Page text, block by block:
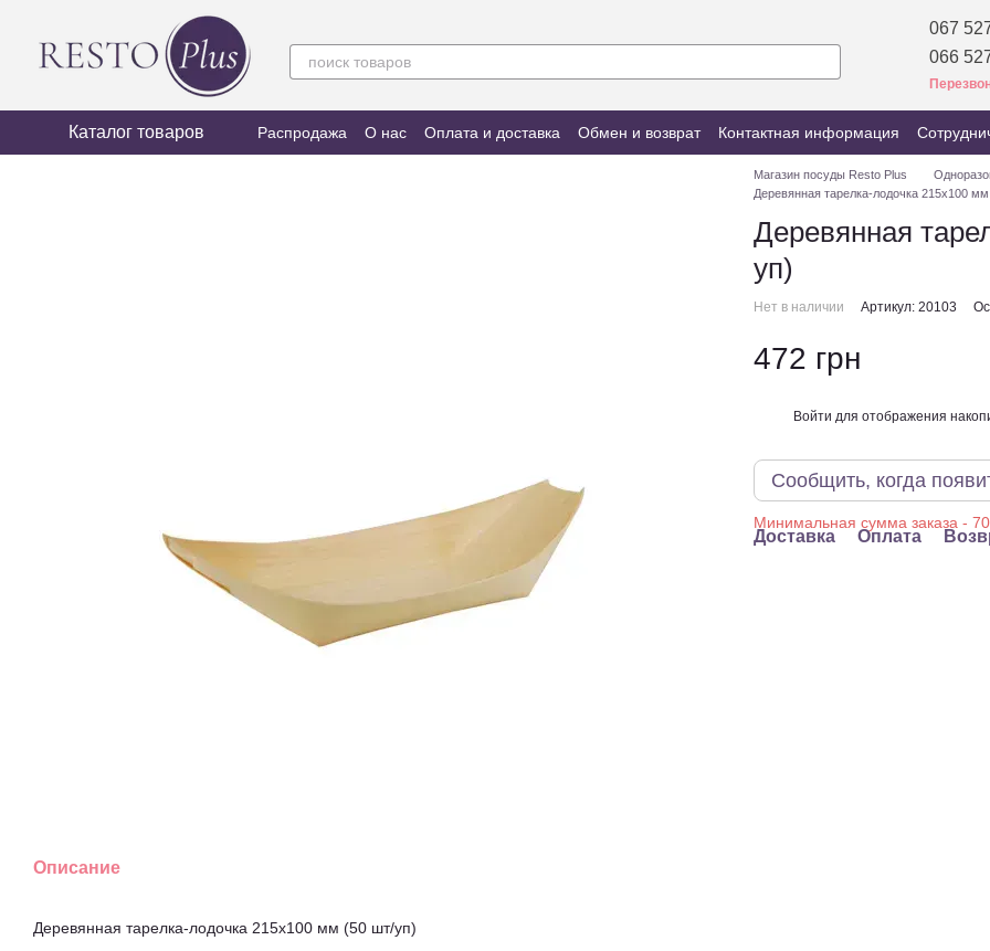
Перейти к основному контенту
067
066
Каталог товаров Распродажа О нас Оплата и доставка Обмен и возврат Контактная информация
Описание
Деревянная тарелка-лодочка 215х100 мм (50 шт/уп)
Магазин посуды Resto Plus
Деревянная тарелка-лодочка 215х100
Деревянная
уп)
Нет в наличии Артикул: 20103
472 грн
Войти для отображения
Сообщить, когда
Доставка Оплата